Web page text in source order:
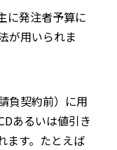
に発注者予算に
が用いられま
負契約前）に用
あるいは値引き
ます。たとえば